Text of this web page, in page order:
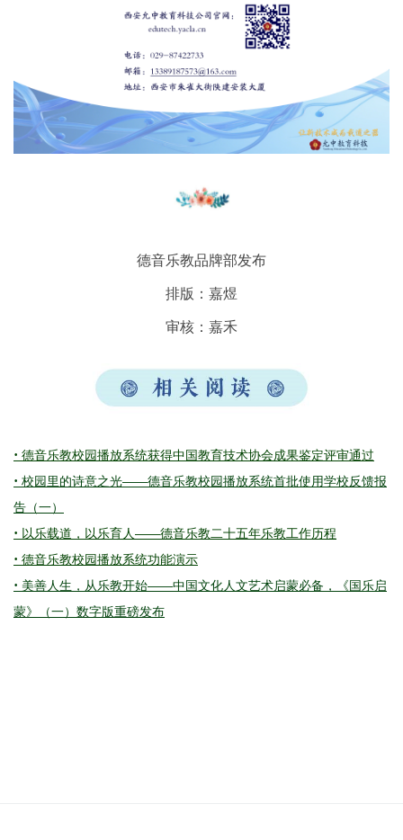
德音乐教品牌部发布
排版：嘉煜
审核：嘉禾
· 德音乐教校园播放系统获得中国教育技术协会成果鉴定评审通过
· 校园里的诗意之光——德音乐教校园播放系统首批使用学校反馈报
告（一）
· 以乐载道，以乐育人——德音乐教二十五年乐教工作历程
· 德音乐教校园播放系统功能演示
· 美善人生，从乐教开始——中国文化人文艺术启蒙必备，《国乐启
蒙》（一）数字版重磅发布